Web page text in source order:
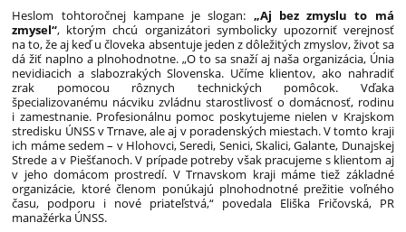
Heslom tohtoročnej kampane je slogan: „Aj bez zmyslu to má
zmysel“, ktorým chcú organizátori symbolicky upozorniť verejnosť
na to, že aj keď u človeka absentuje jeden z dôležitých zmyslov, život sa
dá žiť naplno a plnohodnotne. „O to sa snaží aj naša organizácia, Únia
nevidiacich a slabozrakých Slovenska. Učíme klientov, ako nahradiť
zrak pomocou rôznych technických pomôcok. Vďaka
špecializovanému nácviku zvládnu starostlivosť o domácnosť, rodinu
i zamestnanie. Profesionálnu pomoc poskytujeme nielen v Krajskom
stredisku ÚNSS v Trnave, ale aj v poradenských miestach. V tomto kraji
ich máme sedem – v Hlohovci, Seredi, Senici, Skalici, Galante, Dunajskej
Strede a v Piešťanoch. V prípade potreby však pracujeme s klientom aj
v jeho domácom prostredí. V Trnavskom kraji máme tiež základné
organizácie, ktoré členom ponúkajú plnohodnotné prežitie voľného
času, podporu i nové priateľstvá,“ povedala Eliška Fričovská, PR
manažérka ÚNSS.